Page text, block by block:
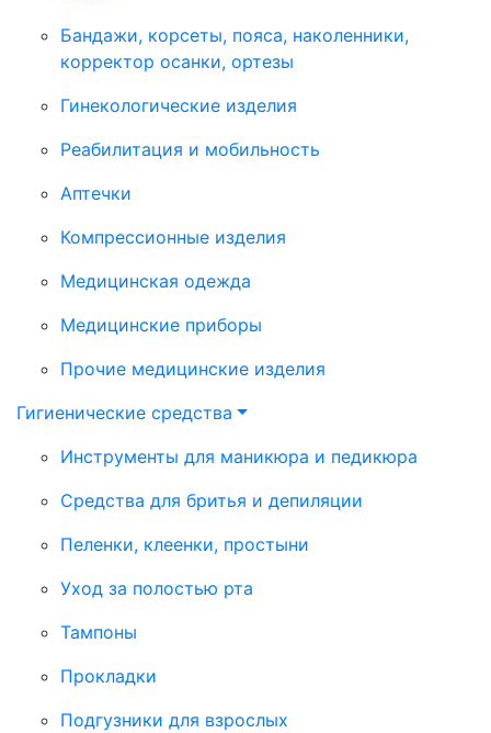
Бандажи, корсеты, пояса, наколенники,
корректор осанки, ортезы
Гинекологические изделия
Реабилитация и мобильность
Аптечки
Компрессионные изделия
Медицинская одежда
Медицинские приборы
Прочие медицинские изделия
Гигиенические средства
Инструменты для маникюра и педикюра
Средства для бритья и депиляции
Пеленки, клеенки, простыни
Уход за полостью рта
Тампоны
Прокладки
Подгузники для взрослых